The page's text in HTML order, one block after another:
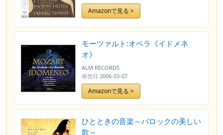
Amazonで見る >
モーツァルト:オペラ《イドメネ
オ》
ALM RECORDS
発売日 2006-03-07
Amazonで見る >
ひとときの音楽～バロックの美しい
歌～